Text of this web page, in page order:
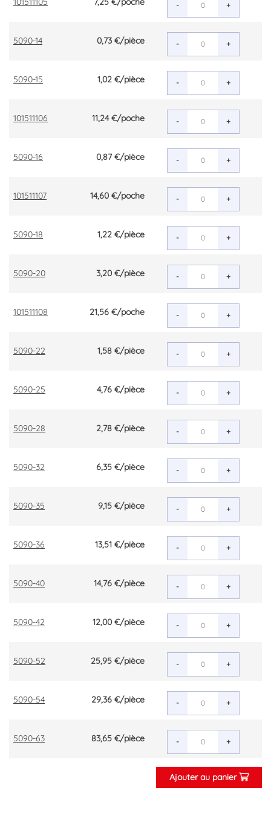
- +
5090-14 0,73 €/pièce - +
5090-15 1,02 €/pièce - +
101511106 11,24 €/poche - +
5090-16 0,87 €/pièce - +
101511107 14,60 €/poche - +
5090-18 1,22 €/pièce - +
5090-20 3,20 €/pièce - +
101511108 21,56 €/poche - +
5090-22 1,58 €/pièce - +
5090-25 4,76 €/pièce - +
5090-28 2,78 €/pièce - +
5090-32 6,35 €/pièce - +
5090-35 9,15 €/pièce - +
5090-36 13,51 €/pièce - +
5090-40 14,76 €/pièce - +
5090-42 12,00 €/pièce - +
5090-52 25,95 €/pièce - +
5090-54 29,36 €/pièce - +
5090-63 83,65 €/pièce - +
Ajouter au panier